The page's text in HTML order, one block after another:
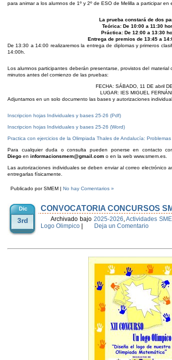
para animar a los alumnos de 1º y 2º de ESO de Melilla a participar en
La prueba constará de dos
Teórica: De 10:00 a 11:30
Práctica: De 12:00 a 13:30
Entrega de premios de 13:45 a
De 13:30 a 14:00 realizaremos la entrega de diplomas y primeros
14:00h.
Los alumnos participantes deberán presentarse, provistos del
minutos antes del comienzo de las pruebas:
FECHA: SÁBADO, 11 DE abril
LUGAR: IES MIGUEL
Adjuntamos en un solo documento las bases y autorizaciones
Inscripcion hojas Individuales y bases 25-26 (Pdf)
Inscripcion hojas Individuales y bases 25-26 (Word)
Practica con ejercicios de la Olimpiada Thales de Andalucía:
Para cualquier duda o consulta pueden ponerse en contacto
Diego en informacionsmem@gmail.com o en la web www.smem.es.
Las autorizaciones individuales se deben enviar al correo electrónico
entregarlas físicamente.
Publicado por SMEM | No hay Comentarios »
Dic
3rd
CONVOCATORIA CONCURSOS
Archivado bajo 2025-2026,Actividades
Logo Olimpico
Deja un Comentario